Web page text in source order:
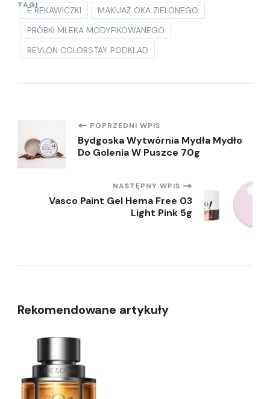
TAGI:
E REKAWICZKI
MAKIJAŻ OKA ZIELONEGO
PRÓBKI MLEKA MODYFIKOWANEGO
REVLON COLORSTAY PODKLAD
Nawigacja
wpisu
POPRZEDNI WPIS
Bydgoska Wytwórnia Mydła Mydło
Do Golenia W Puszce 70g
NASTĘPNY WPIS
Vasco Paint Gel Hema Free 03
Light Pink 5g
Rekomendowane artykuły